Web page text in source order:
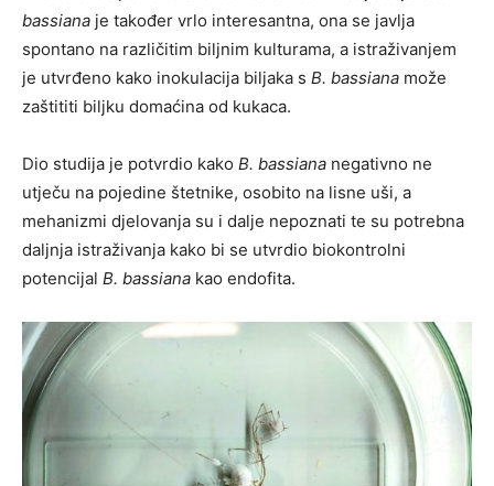
bassiana je također vrlo interesantna, ona se javlja
spontano na različitim biljnim kulturama, a istraživanjem
je utvrđeno kako inokulacija biljaka s B. bassiana može
zaštititi biljku domaćina od kukaca.
Dio studija je potvrdio kako B. bassiana negativno ne
utječu na pojedine štetnike, osobito na lisne uši, a
mehanizmi djelovanja su i dalje nepoznati te su potrebna
daljnja istraživanja kako bi se utvrdio biokontrolni
potencijal B. bassiana kao endofita.